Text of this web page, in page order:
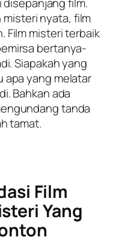
film.
misteri nyata, film
Film misteri terbaik
bertanya-
Siapakah yang
apa yang melatar
Bahkan ada
tanda
tamat.
Film
Yang